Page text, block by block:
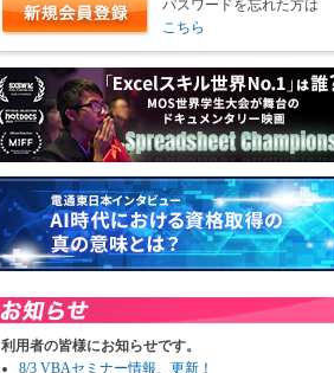
パスワードを忘れた方は
こちら
利用者の皆様にお知らせです。
8/3 VBAセミナー情報、更新！